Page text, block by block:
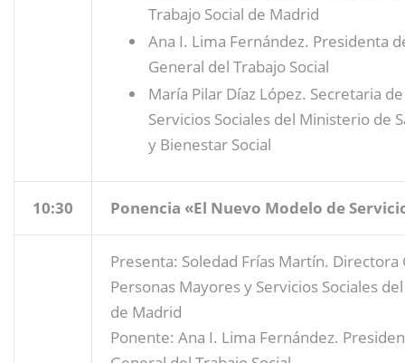
Trabajo Social de Madrid
Ana I. Lima Fernández. Presidenta
General del Trabajo Social
María Pilar Díaz López. Secretaria
Servicios Sociales del Ministerio de
y Bienestar Social
10:30 Ponencia «El Nuevo Modelo de
Presenta: Soledad Frías Martín. Directora
Personas Mayores y Servicios Sociales
de Madrid
Ponente: Ana I. Lima Fernández.